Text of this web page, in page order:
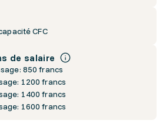
CFC
de salaire
850 francs
1200 francs
1400 francs
1600 francs